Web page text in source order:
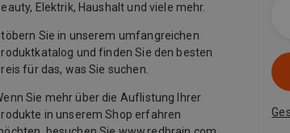
Elektrik, Haushalt und viele mehr.
Sie in unserem umfangreichen
und finden Sie den besten
für das, was Sie suchen.
Sie mehr über die Auflistung Ihrer
in unserem Shop erfahren